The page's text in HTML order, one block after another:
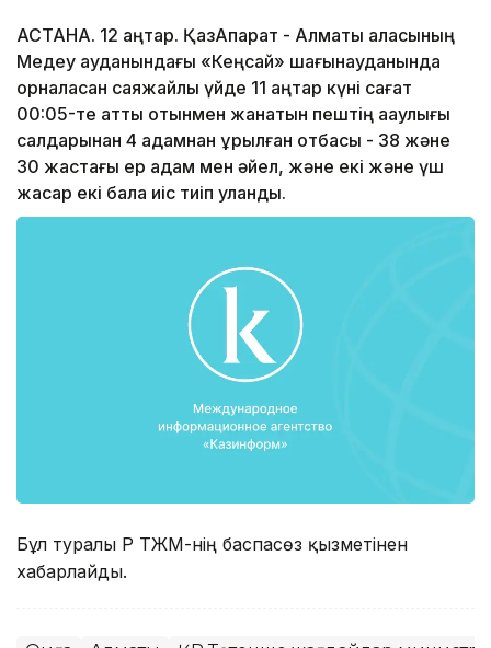
АСТАНА. 12 қаңтар. ҚазАқпарат - Алматы қаласының
Медеу ауданындағы «Кеңсай» шағынауданында
орналасқан саяжайлық үйде 11 қаңтар күні сағат
00:05-те қатты отынмен жанатын пештің ақаулығы
салдарынан 4 адамнан құрылған отбасы - 38 және
30 жастағы ер адам мен әйел, және екі және үш
жасар екі бала иіс тиіп уланды.
Бұл туралы ҚР ТЖМ-нің баспасөз қызметінен
хабарлайды.